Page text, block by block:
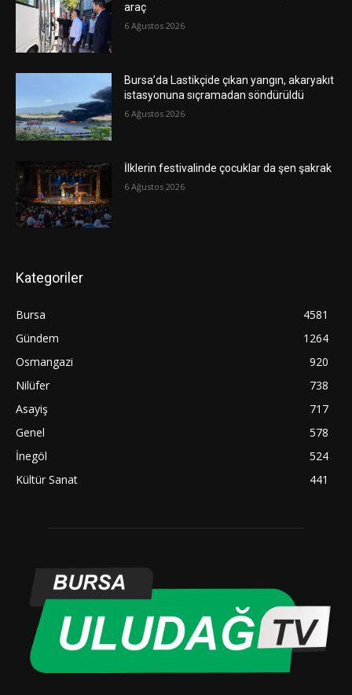
araç
6 Ağustos 2026
Bursa’da Lastikçide çıkan yangın, akaryakıt
istasyonuna sıçramadan söndürüldü
6 Ağustos 2026
İlklerin festivalinde çocuklar da şen şakrak
6 Ağustos 2026
Kategoriler
Bursa
4581
Gündem
1264
Osmangazi
920
Nilüfer
738
Asayiş
717
Genel
578
İnegöl
524
Kültür Sanat
441